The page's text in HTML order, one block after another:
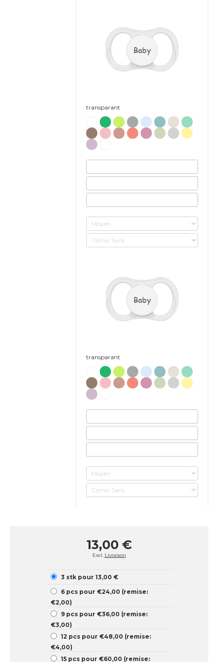
Baby
transparant
Baby
transparant
13,00 €
Excl. Livraison
3 stk pour 13,00 €
6 pcs pour €24,00 (remise:
€2,00)
9 pcs pour €36,00 (remise:
€3,00)
12 pcs pour €48,00 (remise:
€4,00)
15 pcs pour €60,00 (remise: